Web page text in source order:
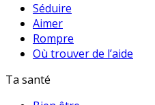
Séduire
Aimer
Rompre
Où trouver de l’aide
Ta santé